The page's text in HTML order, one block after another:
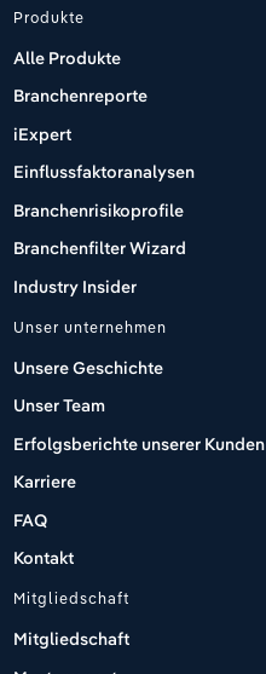
Produkte
Alle Produkte
Branchenreporte
iExpert
Einflussfaktoranalysen
Branchenrisikoprofile
Branchenfilter Wizard
Industry Insider
Unser unternehmen
Unsere Geschichte
Unser Team
Erfolgsberichte unserer Kunden
Karriere
FAQ
Kontakt
Mitgliedschaft
Mitgliedschaft